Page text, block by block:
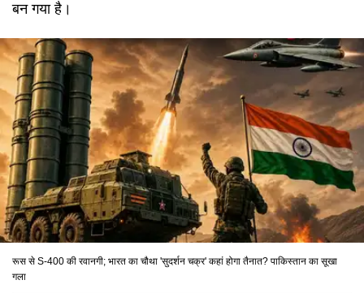
बन गया है।
रूस से S-400 की रवानगी; भारत का चौथा 'सुदर्शन चक्र' कहां होगा तैनात? पाकिस्तान का सूखा
गला